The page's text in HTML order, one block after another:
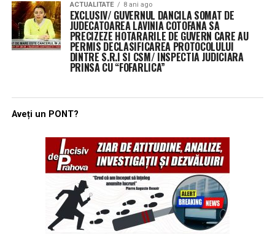
ACTUALITATE 8 ani ago
EXCLUSIV/ GUVERNUL DANCILA SOMAT DE
JUDECATOAREA LAVINIA COTOFANA SA
PRECIZEZE HOTARARILE DE GUVERN CARE AU
PERMIS DECLASIFICAREA PROTOCOLULUI
DINTRE S.R.I SI CSM/ INSPECTIA JUDICIARA
PRINSA CU “FOFARLICA”
Aveți un PONT?